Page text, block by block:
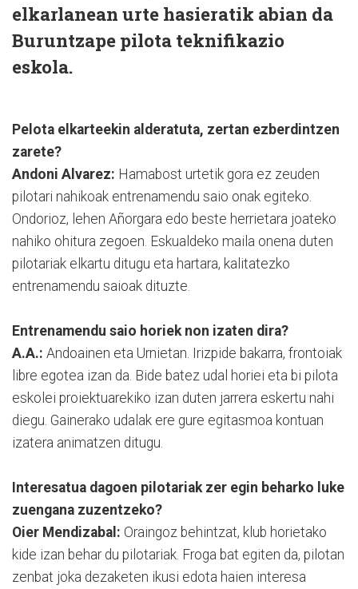
elkarlanean urte hasieratik abian da
Buruntzape pilota teknifikazio
eskola.
Pelota elkarteekin alderatuta, zertan ezberdintzen
zarete?
Andoni Alvarez: Hamabost urtetik gora ez zeuden
pilotari nahikoak entrenamendu saio onak egiteko.
Ondorioz, lehen Añorgara edo beste herrietara joateko
nahiko ohitura zegoen. Eskualdeko maila onena duten
pilotariak elkartu ditugu eta hartara, kalitatezko
entrenamendu saioak dituzte.
Entrenamendu saio horiek non izaten dira?
A.A.: Andoainen eta Urnietan. Irizpide bakarra, frontoiak
libre egotea izan da. Bide batez udal horiei eta bi pilota
eskolei proiektuarekiko izan duten jarrera eskertu nahi
diegu. Gainerako udalak ere gure egitasmoa kontuan
izatera animatzen ditugu.
Interesatua dagoen pilotariak zer egin beharko luke
zuengana zuzentzeko?
Oier Mendizabal: Oraingoz behintzat, klub horietako
kide izan behar du pilotariak. Froga bat egiten da, pilotan
zenbat joka dezaketen ikusi edota haien interesa